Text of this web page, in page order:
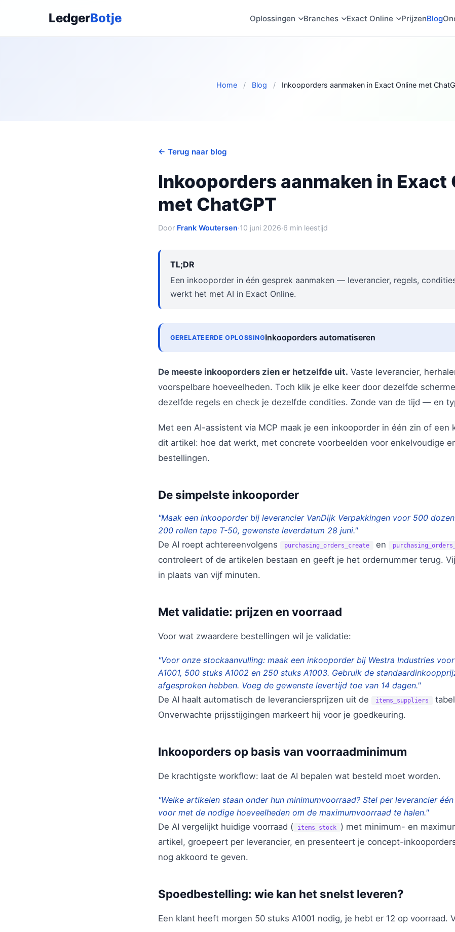
LedgerBotje Oplossingen Branches Exact Online PrijzenBlog
Home / Blog / Inkooporders aanmaken in Exact Online met
← Terug naar blog
Inkooporders aanmaken in Exact
met ChatGPT
Door Frank Woutersen·10 juni 2026·6 min leestijd
TL;DR
Een inkooporder in één gesprek aanmaken — leverancier, regels,
werkt het met AI in Exact Online.
GERELATEERDE OPLOSSINGInkooporders automatiseren
De meeste inkooporders zien er hetzelfde uit. Vaste leverancier,
voorspelbare hoeveelheden. Toch klik je elke keer door dezelfde
dezelfde regels en check je dezelfde condities. Zonde van de tijd — en
Met een AI-assistent via MCP maak je een inkooporder in één zin of een
dit artikel: hoe dat werkt, met concrete voorbeelden voor enkelvoudige
bestellingen.
De simpelste inkooporder
"Maak een inkooporder bij leverancier VanDijk Verpakkingen voor 500
200 rollen tape T-50, gewenste leverdatum 28 juni."
De AI roept achtereenvolgens
purchasing_orders_create en
controleert of de artikelen bestaan en geeft je het ordernummer terug.
in plaats van vijf minuten.
Met validatie: prijzen en voorraad
Voor wat zwaardere bestellingen wil je validatie:
"Voor onze stockaanvulling: maak een inkooporder bij Westra Industries
A1001, 500 stuks A1002 en 250 stuks A1003. Gebruik de
afgesproken hebben. Voeg de gewenste levertijd toe van 14 dagen."
De AI haalt automatisch de leveranciersprijzen uit de
items_suppliers
Onverwachte prijsstijgingen markeert hij voor je goedkeuring.
Inkooporders op basis van voorraadminimum
De krachtigste workflow: laat de AI bepalen wat besteld moet worden.
"Welke artikelen staan onder hun minimumvoorraad? Stel per leverancier
voor met de nodige hoeveelheden om de maximumvoorraad te halen."
De AI vergelijkt huidige voorraad (
items_stock
) met minimum- en
artikel, groepeert per leverancier, en presenteert je concept-
nog akkoord te geven.
Spoedbestelling: wie kan het snelst leveren?
Een klant heeft morgen 50 stuks A1001 nodig, je hebt er 12 op voorraad.